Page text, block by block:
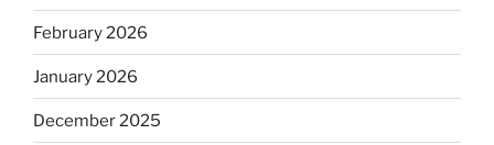
February 2026
January 2026
December 2025